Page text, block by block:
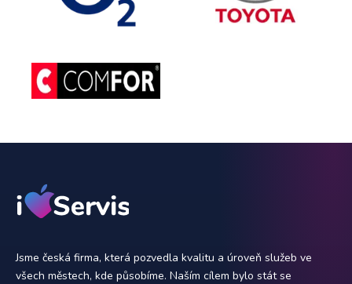
Jsme česká firma, která pozvedla kvalitu a úroveň služeb ve
všech městech, kde působíme. Naším cílem bylo stát se